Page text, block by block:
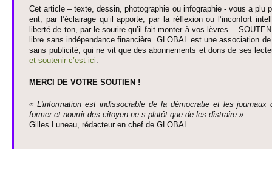
Cet article – texte, dessin, photographie ou infographie - vous a plu
ent, par l’éclairage qu’il appo­rte, par la réflexion ou l’inconfort
liberté de ton, par le so­urire qu’il fait monter à vos lèvres…
libre sans indépendance financière. GLOBAL est une asso­ci­ation
sans publi­cité, qui ne vit que des abonne­ments et dons de ses
et so­utenir c’est ici.
MERCI DE VOTRE SO­UTIEN !
« L'information est indisso­ci­able de la démo­cratie et les journaux
former et nourrir des ci­to­yen-ne-s plutôt que de les dis­traire »
Gi­lles Luneau, rédacteur en chef de GLOBAL